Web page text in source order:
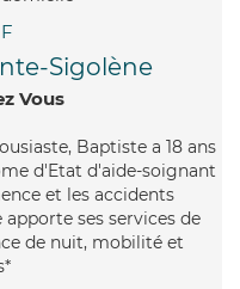
Sigolène
Vous
Baptiste a 18 ans
d'Etat d'aide-soignant
et les accidents
ses services de
de nuit, mobilité et